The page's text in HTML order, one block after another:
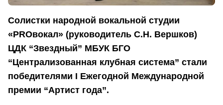
Солистки народной вокальной студии
«PROвокал» (руководитель С.Н. Вершков)
ЦДК “Звездный” МБУК БГО
“Централизованная клубная система” стали
победителями I Ежегодной Международной
премии “Артист года”.